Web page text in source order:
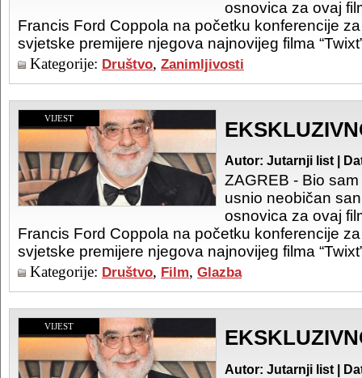
osnovica za ovaj
Francis Ford Coppola na početku konferencije
svjetske premijere njegova najnovijeg filma
Kategorije: Društvo, Zanimljivosti
VIJEST
Autor: Jutarnji list |
ZAGREB - Bio
usnio neobičan
osnovica za ovaj
Francis Ford Coppola na početku konferencije
svjetske premijere njegova najnovijeg filma
Kategorije: Društvo, Film, Glazba
VIJEST
Autor: Jutarnji list |